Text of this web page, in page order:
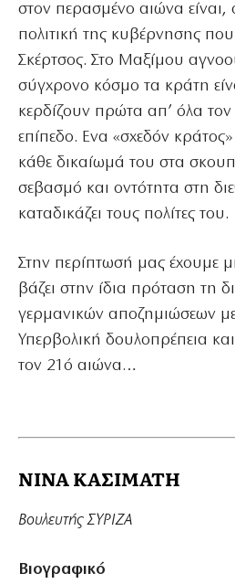
στον περασμένο αιώνα είναι,
πολιτική της κυβέρνησης
Σκέρτσος. Στο Μαξίμου
σύγχρονο κόσμο τα κράτη
κερδίζουν πρώτα απ’ όλα τον
επίπεδο. Ενα «σχεδόν
κάθε δικαίωμά του στα
σεβασμό και οντότητα στη
καταδικάζει τους πολίτες του.
Στην περίπτωσή μας έχουμε
βάζει στην ίδια πρόταση τη
γερμανικών αποζημιώσεων με
Υπερβολική δουλοπρέπεια
τον 21ό αιώνα…
ΝΙΝΑ ΚΑΣΙΜΑΤΗ
Βουλευτής ΣΥΡΙΖΑ
Βιογραφικό